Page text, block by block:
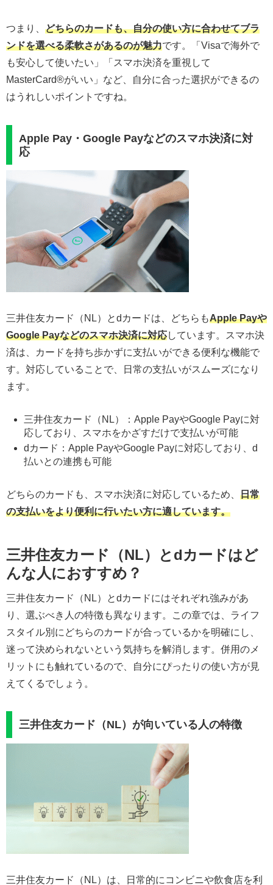
つまり、 どちらのカードも、自分の使い方に合わせてブラ
ンドを選べる柔軟さがあるのが魅力です。「Visaで海外で
も安心して使いたい」「スマホ決済を重視して
MasterCard®︎がいい」など、自分に合った選択ができるの
はうれしいポイントですね。
Apple Pay・Google Payなどのスマホ決済に対
応
三井住友カード（NL）とdカードは、どちらもApple Payや
Google Payなどのスマホ決済に対応しています。スマホ決
済は、カードを持ち歩かずに支払いができる便利な機能で
す。対応していることで、日常の支払いがスムーズになり
ます。
三井住友カード（NL）：Apple PayやGoogle Payに対
応しており、スマホをかざすだけで支払いが可能
dカード：Apple PayやGoogle Payに対応しており、d
払いとの連携も可能
どちらのカードも、スマホ決済に対応しているため、 日常
の支払いをより便利に行いたい方に適しています。
三井住友カード（NL）とdカードはど
んな人におすすめ？
三井住友カード（NL）とdカードにはそれぞれ強みがあ
り、選ぶべき人の特徴も異なります。この章では、ライフ
スタイル別にどちらのカードが合っているかを明確にし、
迷って決められないという気持ちを解消します。併用のメ
リットにも触れているので、自分にぴったりの使い方が見
えてくるでしょう。
三井住友カード（NL）が向いている人の特徴
三井住友カード（NL）は、日常的にコンビニや飲食店を利